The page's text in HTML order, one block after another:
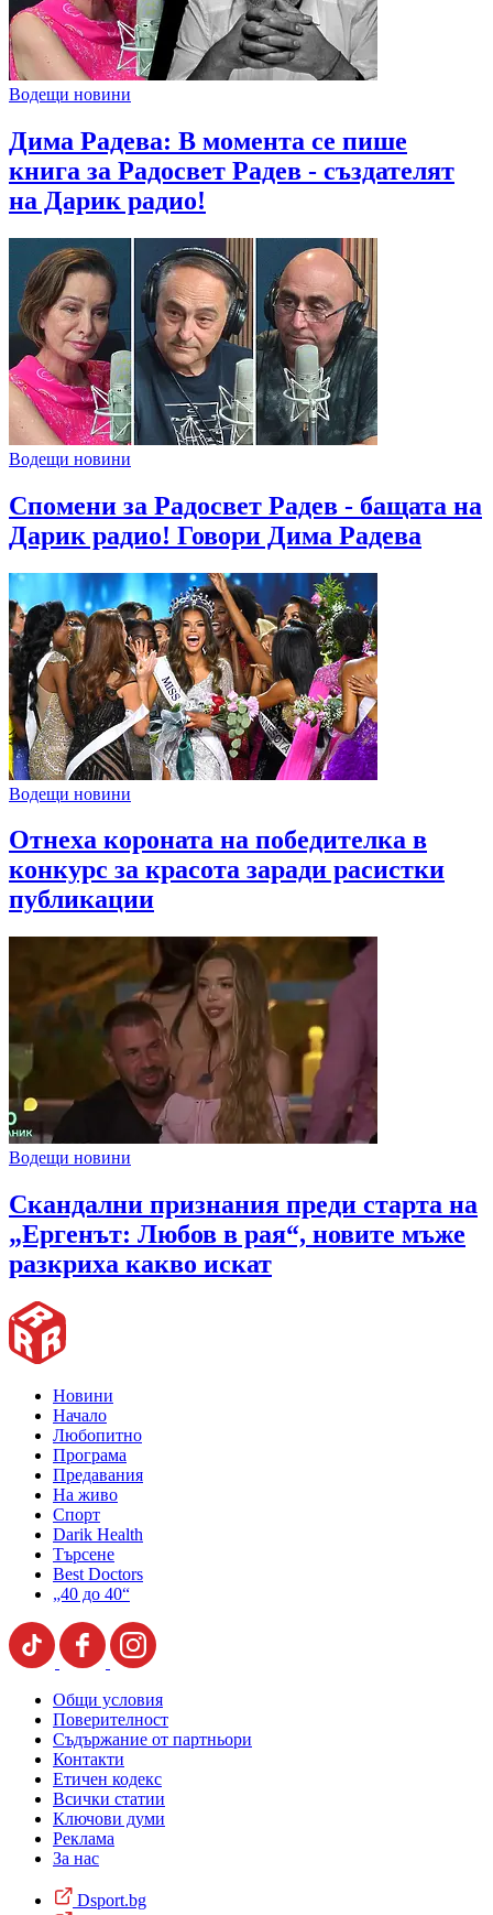
Водещи новини
Дима Радева: В момента се пише
книга за Радосвет Радев - създателят
на Дарик радио!
Водещи новини
Спомени за Радосвет Радев - бащата на
Дарик радио! Говори Дима Радева
Водещи новини
Отнеха короната на победителка в
конкурс за красота заради расистки
публикации
Водещи новини
Скандални признания преди старта на
„Ергенът: Любов в рая“, новите мъже
разкриха какво искат
Новини
Начало
Любопитно
Програма
Предавания
На живо
Спорт
Darik Health
Търсене
Best Doctors
„40 до 40“
Общи условия
Поверителност
Съдържание от партньори
Контакти
Етичен кодекс
Всички статии
Ключови думи
Реклама
За нас
Dsport.bg